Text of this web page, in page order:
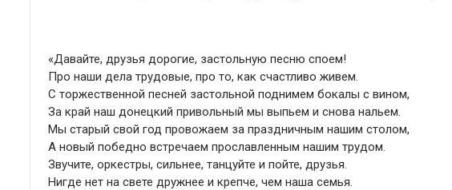
«Давайте, друзья дорогие, застольную песню споем!
Про наши дела трудовые, про то, как счастливо живем.
С торжественной песней застольной поднимем бокалы с вином,
За край наш донецкий привольный мы выпьем и снова нальем.
Мы старый свой год провожаем за праздничным нашим столом,
А новый победно встречаем прославленным нашим трудом.
Звучите, оркестры, сильнее, танцуйте и пойте, друзья.
Нигде нет на свете дружнее и крепче, чем наша семья.